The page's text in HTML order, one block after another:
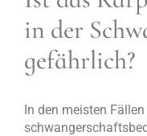
in der
gefährlich?
In den meisten